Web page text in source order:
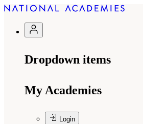
Dropdown items
My Academies
Login